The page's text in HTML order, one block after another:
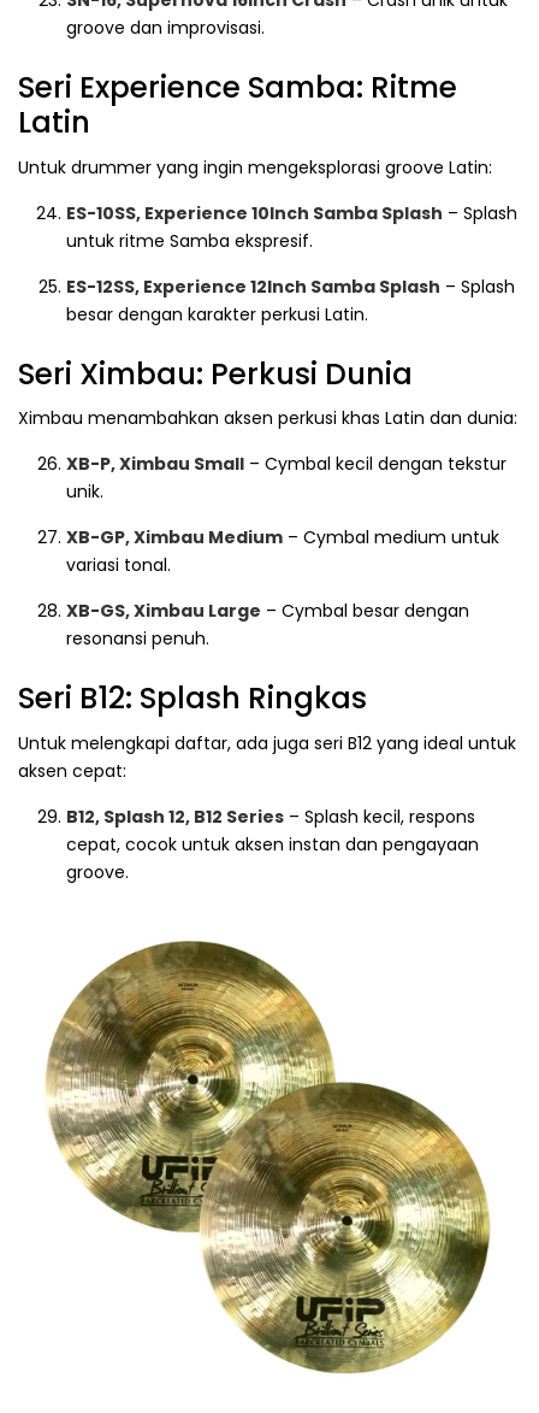
groove dan improvisasi.
Seri Experience Samba: Ritme
Latin
Untuk drummer yang ingin mengeksplorasi groove Latin:
ES-10SS, Experience 10Inch Samba Splash – Splash
untuk ritme Samba ekspresif.
ES-12SS, Experience 12Inch Samba Splash – Splash
besar dengan karakter perkusi Latin.
Seri Ximbau: Perkusi Dunia
Ximbau menambahkan aksen perkusi khas Latin dan dunia:
XB-P, Ximbau Small – Cymbal kecil dengan tekstur
unik.
XB-GP, Ximbau Medium – Cymbal medium untuk
variasi tonal.
XB-GS, Ximbau Large – Cymbal besar dengan
resonansi penuh.
Seri B12: Splash Ringkas
Untuk melengkapi daftar, ada juga seri B12 yang ideal untuk
aksen cepat:
B12, Splash 12, B12 Series – Splash kecil, respons
cepat, cocok untuk aksen instan dan pengayaan
groove.